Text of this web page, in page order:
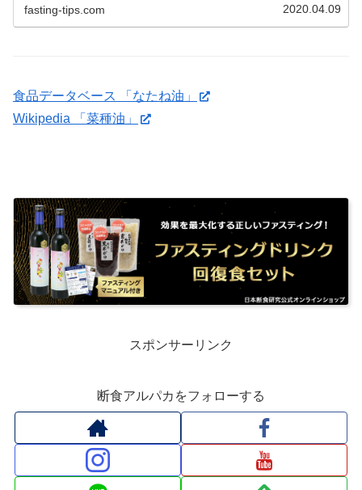
fasting-tips.com 2020.04.09
食品データベース 「なたね油」
Wikipedia 「菜種油」
スポンサーリンク
断食アルパカをフォローする